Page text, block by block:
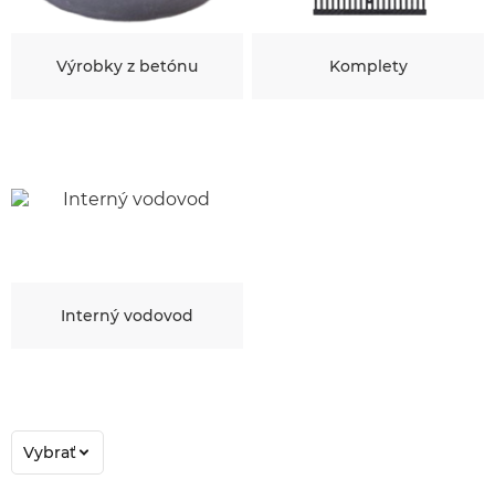
Výrobky z betónu Komplety
Interný vodovod
Vybrať